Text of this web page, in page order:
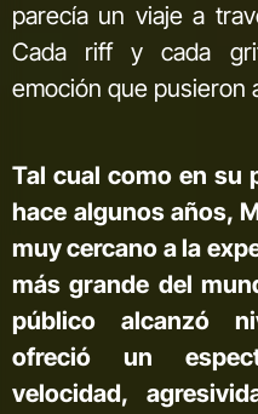
parecía un viaje a
Cada riff y cada
emoción que pusieron
Tal cual como en su
hace algunos años,
muy cercano a la
más grande del
público alcanzó
ofreció un
velocidad,